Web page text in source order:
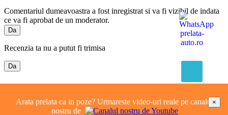
Comentariul dumeavoastra a fost inregistrat si va fi vizibil de indata
ce va fi aprobat de un moderator.
Da
Recenzia ta nu a putut fi trimisa
Da
Arata prelata ca in poze? Urmareste video-uri reale pe canalul
nostru de
×